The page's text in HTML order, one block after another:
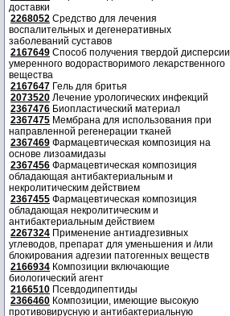
доставки
2268052 Средство для лечения
воспалительных и дегенеративных
заболеваний суставов
2167649 Способ получения твердой дисперсии
умеренного водорастворимого лекарственного
вещества
2167647 Гель для бритья
2073520 Лечение урологических инфекций
2367476 Биопластический материал
2367475 Мембрана для использования при
направленной регенерации тканей
2367469 Фармацевтическая композиция на
основе лизоамидазы
2367456 Фармацевтическая композиция
обладающая антибактериальным и
некролитическим действием
2367455 Фармацевтическая композиция
обладающая некролитическим и
антибактериальным действием
2267324 Применение антиадгезивных
углеводов, препарат для уменьшения и /или
блокирования адгезии патогенных веществ
2166934 Композиции включающие
биологический агент
2166510 Псевдодипептиды
2366460 Композиции, имеющие высокую
противовирусную и антибактериальную